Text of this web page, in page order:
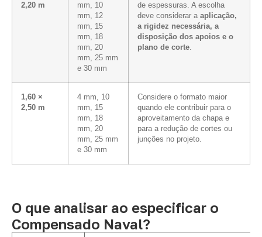
2,20 m
mm, 10
mm, 12
mm, 15
mm, 18
mm, 20
mm, 25 mm
e 30 mm
de espessuras. A escolha
deve considerar a aplicação,
a rigidez necessária, a
disposição dos apoios e o
plano de corte.
1,60 ×
2,50 m
4 mm, 10
mm, 15
mm, 18
mm, 20
mm, 25 mm
e 30 mm
Considere o formato maior
quando ele contribuir para o
aproveitamento da chapa e
para a redução de cortes ou
junções no projeto.
O que analisar ao especificar o
Compensado Naval?